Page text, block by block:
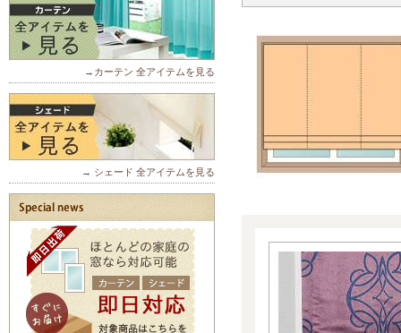
→カーテン 全アイテムを見る
→ シェード 全アイテムを見る